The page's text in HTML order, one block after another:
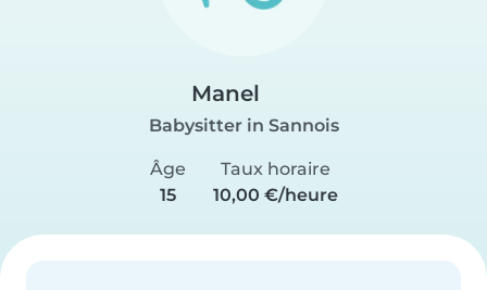
Manel
Babysitter in Sannois
Âge
15
Taux horaire
10,00 €/heure